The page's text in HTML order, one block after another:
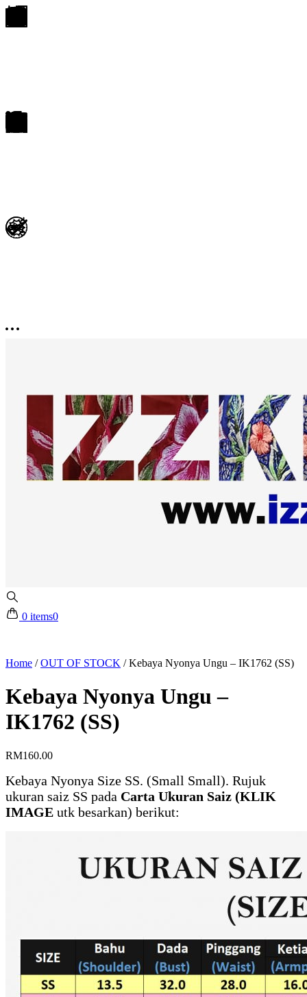
0 items0
Home /OUT OF STOCK /Kebaya Nyonya Ungu – IK1762 (SS)
Kebaya Nyonya Ungu –
IK1762 (SS)
RM160.00
Kebaya Nyonya Size SS. (Small Small). Rujuk
ukuran saiz SS pada Carta Ukuran Saiz (KLIK
IMAGE utk besarkan) berikut: